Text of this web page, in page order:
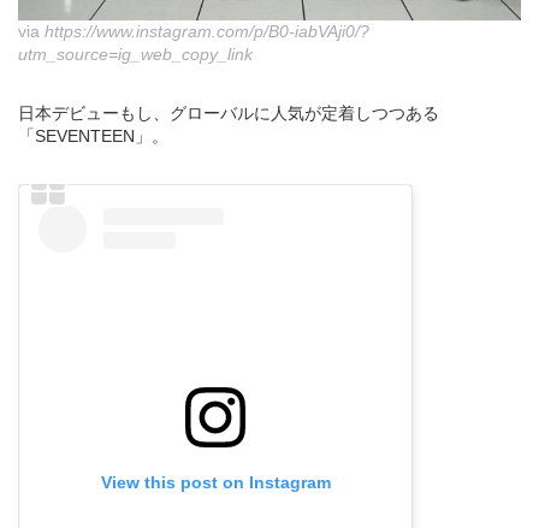
via https://www.instagram.com/p/B0-iabVAji0/?
utm_source=ig_web_copy_link
日本デビューもし、グローバルに人気が定着しつつある
「SEVENTEEN」。
View this post on Instagram